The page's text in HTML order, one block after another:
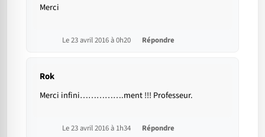
Merci
Le 23 avril 2016 à 0h20 Répondre
Rok
Merci infini…………….ment !!! Professeur.
Le 23 avril 2016 à 1h34 Répondre